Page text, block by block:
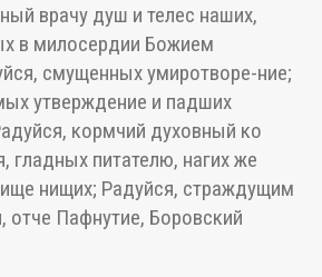
врачу душ и телес наших,
в милосердии Божием
смущенных умиротворе-ние;
утверждение и падших
кормчий духовный ко
гладных питателю, нагих же
нищих; Радуйся, страждущим
отче Пафнутие, Боровский